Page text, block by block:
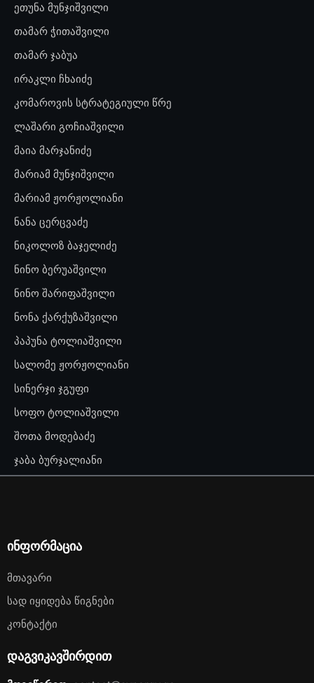
ეთუნა მუნჯიშვილი
თამარ ჭითაშვილი
თამარ ჯაბუა
ირაკლი ჩხაიძე
კომაროვის სტრატეგიული წრე
ლაშარი გოჩიაშვილი
მაია მარჯანიძე
მარიამ მუნჯიშვილი
მარიამ ჟორჟოლიანი
ნანა ცერცვაძე
ნიკოლოზ ბაჯელიძე
ნინო ბერუაშვილი
ნინო შარიფაშვილი
ნონა ქარქუზაშვილი
პაპუნა ტოლიაშვილი
სალომე ჟორჟოლიანი
სინერჯი ჯგუფი
სოფო ტოლიაშვილი
შოთა მოდებაძე
ჯაბა ბურჯალიანი
ინფორმაცია
Მთავარი
Სად Იყიდება Წიგნები
Კონტაქტი
დაგვიკავშირდით